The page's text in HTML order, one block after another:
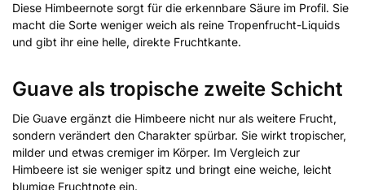
Diese Himbeernote sorgt für die erkennbare Säure im Profil. Sie
macht die Sorte weniger weich als reine Tropenfrucht-Liquids
und gibt ihr eine helle, direkte Fruchtkante.
Guave als tropische zweite Schicht
Die Guave ergänzt die Himbeere nicht nur als weitere Frucht,
sondern verändert den Charakter spürbar. Sie wirkt tropischer,
milder und etwas cremiger im Körper. Im Vergleich zur
Himbeere ist sie weniger spitz und bringt eine weiche, leicht
blumige Fruchtnote ein.